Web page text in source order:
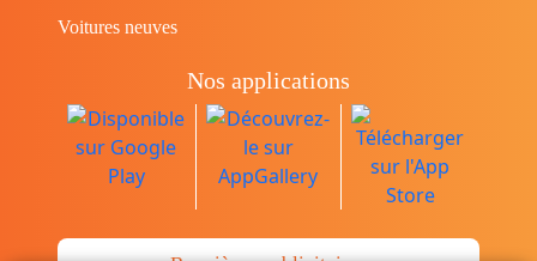
Voitures neuves
Nos applications